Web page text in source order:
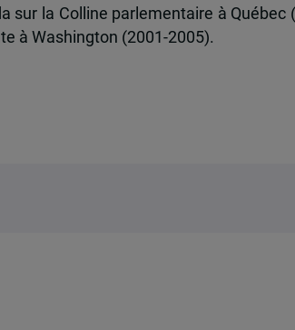
sur la Colline parlementaire à Québec
à Washington (2001-2005).